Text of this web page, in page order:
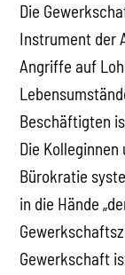
Die
Instrument der
Angriffe auf
Beschäftigten
Die
Bürokratie
in die Hände
Gewerkschaft